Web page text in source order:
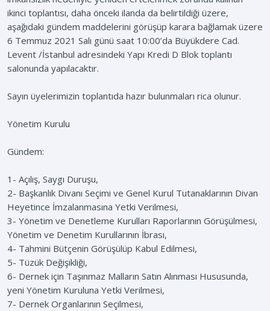
ikinci toplantısı, daha önceki ilanda da belirtildiği üzere,
aşağıdaki gündem maddelerini görüşüp karara bağlamak üzere
6 Temmuz 2021 Salı günü saat 10:00’da Büyükdere Cad.
Levent /İstanbul adresindeki Yapı Kredi D Blok toplantı
salonunda yapılacaktır.
Sayın üyelerimizin toplantıda hazır bulunmaları rica olunur.
Yönetim Kurulu
Gündem:
1- Açılış, Saygı Duruşu,
2- Başkanlık Divanı Seçimi ve Genel Kurul Tutanaklarının Divan
Heyetince İmzalanmasına Yetki Verilmesi,
3- Yönetim ve Denetleme Kurulları Raporlarının Görüşülmesi,
Yönetim ve Denetim Kurullarının İbrası,
4- Tahmini Bütçenin Görüşülüp Kabul Edilmesi,
5- Tüzük Değişikliği,
6- Dernek için Taşınmaz Malların Satın Alınması Hususunda,
yeni Yönetim Kuruluna Yetki Verilmesi,
7- Dernek Organlarının Seçilmesi,